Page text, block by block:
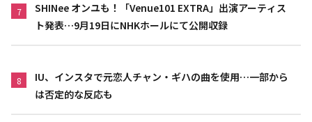
7
SHINee オンユも！「Venue101 EXTRA」出演アーティス
ト発表…9月19日にNHKホールにて公開収録
8
IU、インスタで元恋人チャン・ギハの曲を使用…一部から
は否定的な反応も